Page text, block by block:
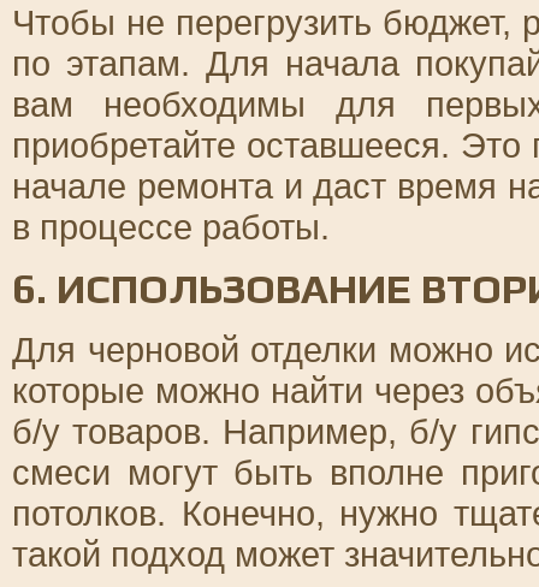
Чтобы не перегрузить бюджет,
по этапам. Для начала
вам необходимы для
приобретайте оставшееся.
начале ремонта и даст время
в процессе работы.
6. ИСПОЛЬЗОВАНИЕ
Для черновой отделки можно
которые можно найти через
б/у товаров. Например, б/у
смеси могут быть вполне
потолков. Конечно, нужно
такой подход может